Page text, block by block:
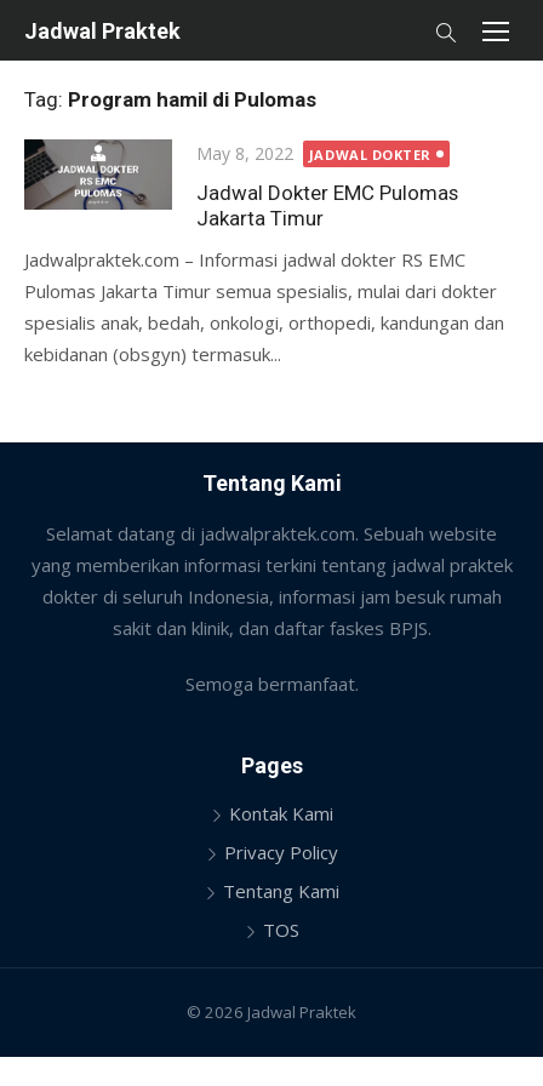
Jadwal Praktek
Tag: Program hamil di Pulomas
Posted
on
May 8, 2022 JADWAL DOKTER
Jadwal Dokter EMC Pulomas
Jakarta Timur
Jadwalpraktek.com – Informasi jadwal dokter RS EMC
Pulomas Jakarta Timur semua spesialis, mulai dari dokter
spesialis anak, bedah, onkologi, orthopedi, kandungan dan
kebidanan (obsgyn) termasuk...
Tentang Kami
Selamat datang di jadwalpraktek.com. Sebuah website
yang memberikan informasi terkini tentang jadwal praktek
dokter di seluruh Indonesia, informasi jam besuk rumah
sakit dan klinik, dan daftar faskes BPJS.
Semoga bermanfaat.
Pages
Kontak Kami
Privacy Policy
Tentang Kami
TOS
© 2026 Jadwal Praktek